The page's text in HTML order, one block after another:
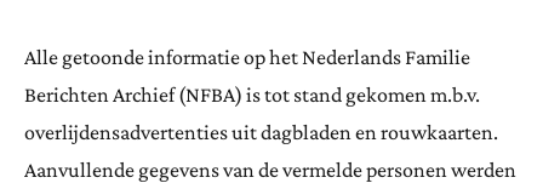
Alle getoonde informatie op het Nederlands Familie
Berichten Archief (NFBA) is tot stand gekomen m.b.v.
overlijdensadvertenties uit dagbladen en rouwkaarten.
Aanvullende gegevens van de vermelde personen werden